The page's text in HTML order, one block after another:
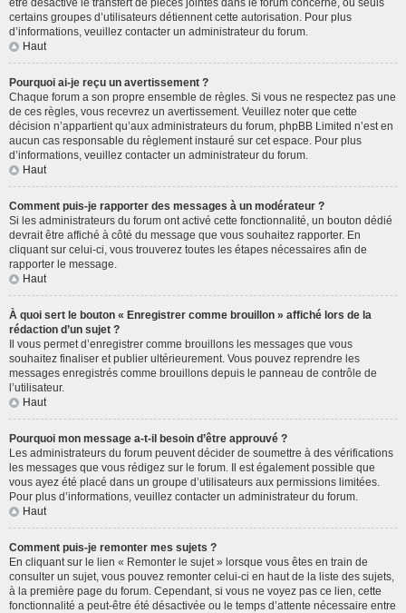
être désactivé le transfert de pièces jointes dans le forum concerné, ou seuls
certains groupes d’utilisateurs détiennent cette autorisation. Pour plus
d’informations, veuillez contacter un administrateur du forum.
Haut
Pourquoi ai-je reçu un avertissement ?
Chaque forum a son propre ensemble de règles. Si vous ne respectez pas une
de ces règles, vous recevrez un avertissement. Veuillez noter que cette
décision n’appartient qu’aux administrateurs du forum, phpBB Limited n’est en
aucun cas responsable du règlement instauré sur cet espace. Pour plus
d’informations, veuillez contacter un administrateur du forum.
Haut
Comment puis-je rapporter des messages à un modérateur ?
Si les administrateurs du forum ont activé cette fonctionnalité, un bouton dédié
devrait être affiché à côté du message que vous souhaitez rapporter. En
cliquant sur celui-ci, vous trouverez toutes les étapes nécessaires afin de
rapporter le message.
Haut
À quoi sert le bouton « Enregistrer comme brouillon » affiché lors de la
rédaction d’un sujet ?
Il vous permet d’enregistrer comme brouillons les messages que vous
souhaitez finaliser et publier ultérieurement. Vous pouvez reprendre les
messages enregistrés comme brouillons depuis le panneau de contrôle de
l’utilisateur.
Haut
Pourquoi mon message a-t-il besoin d’être approuvé ?
Les administrateurs du forum peuvent décider de soumettre à des vérifications
les messages que vous rédigez sur le forum. Il est également possible que
vous ayez été placé dans un groupe d’utilisateurs aux permissions limitées.
Pour plus d’informations, veuillez contacter un administrateur du forum.
Haut
Comment puis-je remonter mes sujets ?
En cliquant sur le lien « Remonter le sujet » lorsque vous êtes en train de
consulter un sujet, vous pouvez remonter celui-ci en haut de la liste des sujets,
à la première page du forum. Cependant, si vous ne voyez pas ce lien, cette
fonctionnalité a peut-être été désactivée ou le temps d’attente nécessaire entre